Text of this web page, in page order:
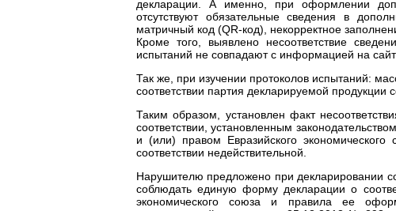
декларации. А именно, при оформлении
отсутствуют обязательные сведения в
матричный код (QR-код), некорректное
Кроме того, выявлено несоответствие
испытаний не совпадают с информацией на
Так же, при изучении протоколов испытаний:
соответствии партия декларируемой продукции
Таким образом, установлен факт
соответствии, установленным
и (или) правом Евразийского
соответствии недействительной.
Нарушителю предложено при декларировании
соблюдать единую форму декларации о
экономического союза и правила ее